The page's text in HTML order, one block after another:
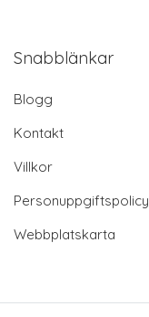
Snabblänkar
Blogg
Kontakt
Villkor
Personuppgiftspolicy
Webbplatskarta